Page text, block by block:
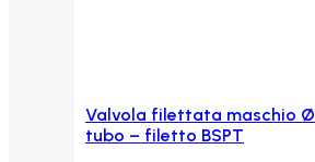
Aggiungi al carrello
Valvola filettata maschio Ø
tubo – filetto BSPT